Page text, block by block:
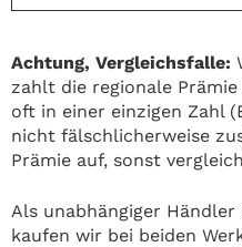
Achtung, Vergleichsfalle:
zahlt die regionale
oft in einer einzigen Zahl
nicht fälschlicherweise
Prämie auf, sonst
Als unabhängiger
kaufen wir bei beiden